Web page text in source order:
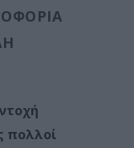
Σ
Π
πολλοί